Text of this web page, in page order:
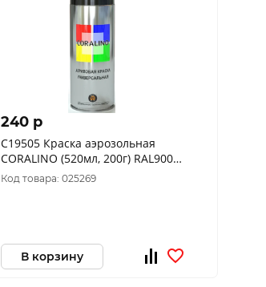
240 p
C19505 Краска аэрозольная
CORALINO (520мл, 200г) RAL9005
Черный Матовый
Код товара: 025269
В корзину